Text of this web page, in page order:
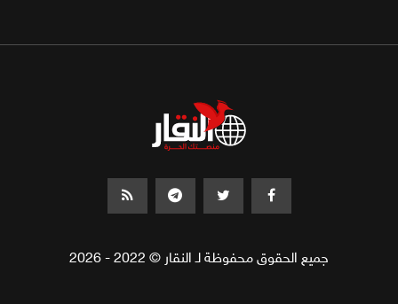
جميع الحقوق محفوظة لـ النقار © 2022 - 2026